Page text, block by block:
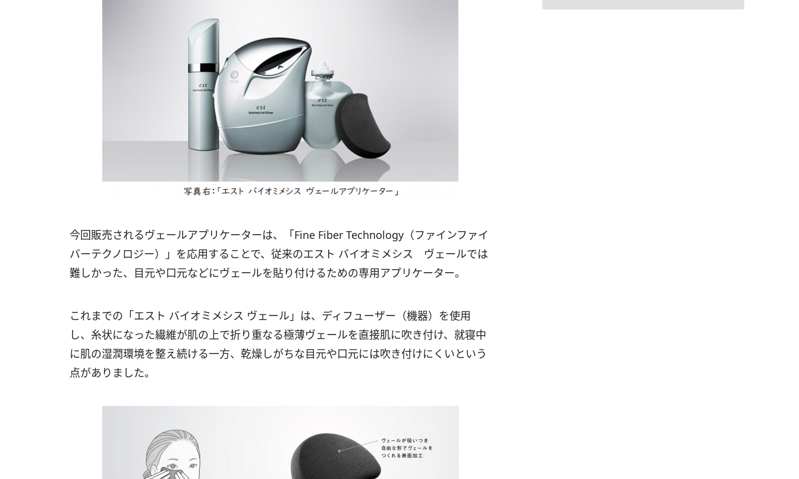
今回販売されるヴェールアプリケーターは、「Fine Fiber Technology（ファインファイ
バーテクノロジー）」を応用することで、従来のエスト バイオミメシス ヴェールでは
難しかった、目元や口元などにヴェールを貼り付けるための専用アプリケーター。
これまでの「エスト バイオミメシス ヴェール」は、ディフューザー（機器）を使用
し、糸状になった繊維が肌の上で折り重なる極薄ヴェールを直接肌に吹き付け、就寝中
に肌の湿潤環境を整え続ける一方、乾燥しがちな目元や口元には吹き付けにくいという
点がありました。